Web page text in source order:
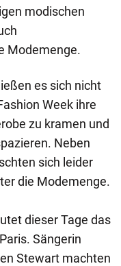
modischen
Modemenge.
es sich nicht
Week ihre
zu kramen und
Neben
sich leider
die Modemenge.
dieser Tage das
Sängerin
Stewart machten